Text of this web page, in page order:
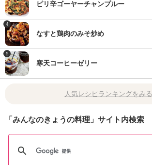
ピリ辛ゴーヤーチャンプルー
4
なすと鶏肉のみそ炒め
5
寒天コーヒーゼリー
人気レシピランキングをみる
「みんなのきょうの料理」サイト内検索